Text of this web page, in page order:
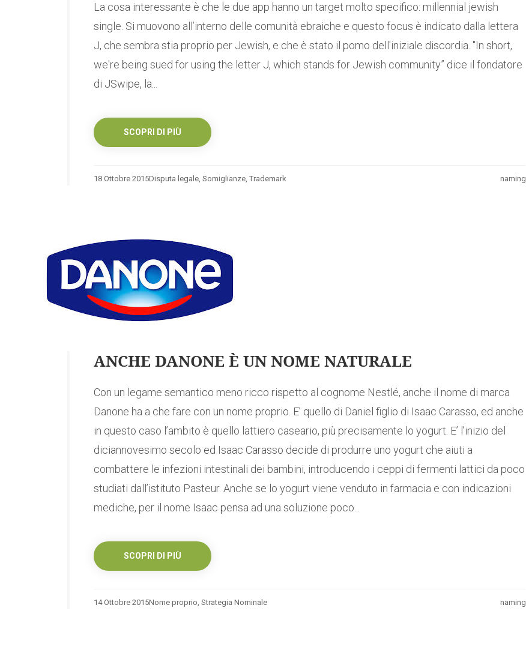
La cosa interessante è che le due app hanno un target molto specifico: millennial jewish
single. Si muovono all’interno delle comunità ebraiche e questo focus è indicato dalla lettera
J, che sembra stia proprio per Jewish, e che è stato il pomo dell'iniziale discordia. "In short,
we're being sued for using the letter J, which stands for Jewish community” dice il fondatore
di JSwipe, la...
SCOPRI DI PIÙ
18 Ottobre 2015 naming
Disputa legale, Somiglianze, Trademark
ANCHE DANONE È UN NOME NATURALE
Con un legame semantico meno ricco rispetto al cognome Nestlé, anche il nome di marca
Danone ha a che fare con un nome proprio. E’ quello di Daniel figlio di Isaac Carasso, ed anche
in questo caso l’ambito è quello lattiero caseario, più precisamente lo yogurt. E’ l’inizio del
diciannovesimo secolo ed Isaac Carasso decide di produrre uno yogurt che aiuti a
combattere le infezioni intestinali dei bambini, introducendo i ceppi di fermenti lattici da poco
studiati dall’istituto Pasteur. Anche se lo yogurt viene venduto in farmacia e con indicazioni
mediche, per il nome Isaac pensa ad una soluzione poco...
SCOPRI DI PIÙ
14 Ottobre 2015 naming
Nome proprio, Strategia Nominale